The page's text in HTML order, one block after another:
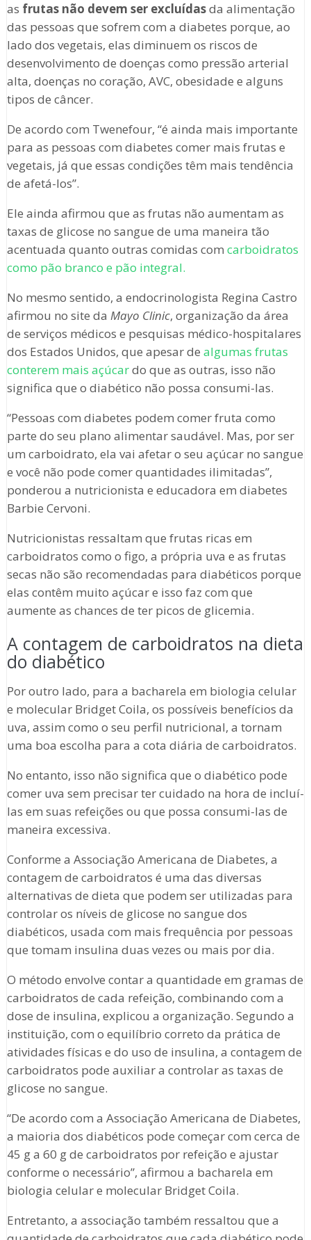
as frutas não devem ser excluídasda alimentação
das pessoas que sofrem com a diabetes porque, ao
lado dos vegetais, elas diminuem os riscos de
desenvolvimento de doenças como pressão arterial
alta, doenças no coração, AVC, obesidade e alguns
tipos de câncer.
De acordo com Twenefour, “é ainda mais importante
para as pessoas com diabetes comer mais frutas e
vegetais, já que essas condições têm mais tendência
de afetá-los”.
Ele ainda afirmou que as frutas não aumentam as
taxas de glicose no sangue de uma maneira tão
acentuada quanto outras comidas com carboidratos
como pão branco e pão integral.
No mesmo sentido, a endocrinologista Regina Castro
afirmou no site da Mayo Clinic, organização da área
de serviços médicos e pesquisas médico-hospitalares
dos Estados Unidos, que apesar de algumas frutas
conterem mais açúcardo que as outras, isso não
significa que o diabético não possa consumi-las.
“Pessoas com diabetes podem comer fruta como
parte do seu plano alimentar saudável. Mas, por ser
um carboidrato, ela vai afetar o seu açúcar no sangue
e você não pode comer quantidades ilimitadas”,
ponderou a nutricionista e educadora em diabetes
Barbie Cervoni.
Nutricionistas ressaltam que frutas ricas em
carboidratos como o figo, a própria uva e as frutas
secas não são recomendadas para diabéticos porque
elas contêm muito açúcar e isso faz com que
aumente as chances de ter picos de glicemia.
A contagem de carboidratos na dieta
do diabético
Por outro lado, para a bacharela em biologia celular
e molecular Bridget Coila, os possíveis benefícios da
uva, assim como o seu perfil nutricional, a tornam
uma boa escolha para a cota diária de carboidratos.
No entanto, isso não significa que o diabético pode
comer uva sem precisar ter cuidado na hora de incluí-
las em suas refeições ou que possa consumi-las de
maneira excessiva.
Conforme a Associação Americana de Diabetes, a
contagem de carboidratos é uma das diversas
alternativas de dieta que podem ser utilizadas para
controlar os níveis de glicose no sangue dos
diabéticos, usada com mais frequência por pessoas
que tomam insulina duas vezes ou mais por dia.
O método envolve contar a quantidade em gramas de
carboidratos de cada refeição, combinando com a
dose de insulina, explicou a organização. Segundo a
instituição, com o equilíbrio correto da prática de
atividades físicas e do uso de insulina, a contagem de
carboidratos pode auxiliar a controlar as taxas de
glicose no sangue.
“De acordo com a Associação Americana de Diabetes,
a maioria dos diabéticos pode começar com cerca de
45 g a 60 g de carboidratos por refeição e ajustar
conforme o necessário”, afirmou a bacharela em
biologia celular e molecular Bridget Coila.
Entretanto, a associação também ressaltou que a